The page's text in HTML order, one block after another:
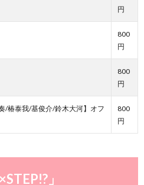
円
800
円
800
円
/椿泰我/基俊介/鈴木大河】オフ
800
円
」